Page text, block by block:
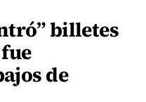
billetes
de